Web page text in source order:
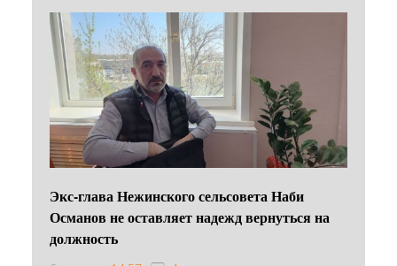
Экс-глава Нежинского сельсовета Наби
Османов не оставляет надежд вернуться на
должность